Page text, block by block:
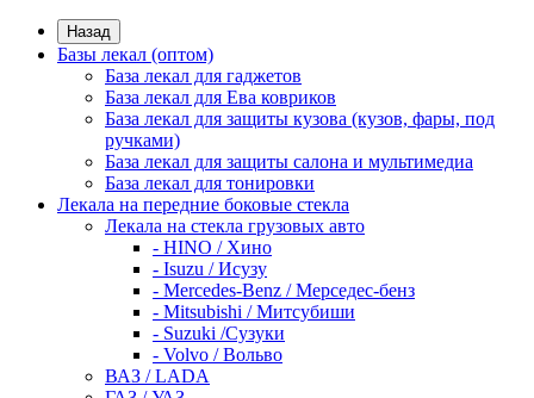
Назад
Базы лекал (оптом)
База лекал для гаджетов
База лекал для Ева ковриков
База лекал для защиты кузова (кузов, фары, под
ручками)
База лекал для защиты салона и мультимедиа
База лекал для тонировки
Лекала на передние боковые стекла
Лекала на стекла грузовых авто
- HINO / Хино
- Isuzu / Исузу
- Mercedes-Benz / Мерседес-бенз
- Mitsubishi / Митсубиши
- Suzuki /Сузуки
- Volvo / Вольво
ВАЗ / LADA